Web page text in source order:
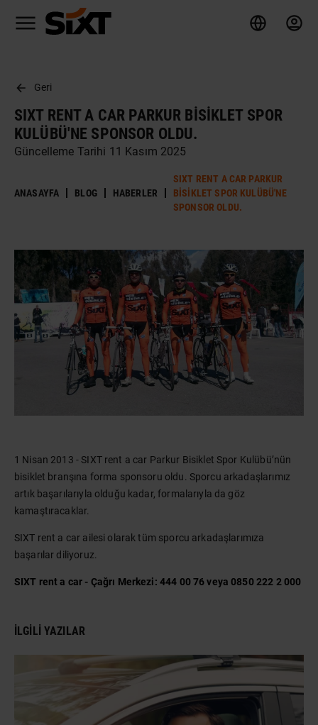
Geri
SIXT RENT A CAR PARKUR BISIKLET SPOR
KULÜBÜ'NE SPONSOR OLDU.
Güncelleme Tarihi 11 Kasım 2025
ANASAYFA BLOG HABERLER
SIXT RENT A CAR PARKUR
BISIKLET SPOR KULÜBÜ'NE
SPONSOR OLDU.
1 Nisan 2013 - SIXT rent a car Parkur Bisiklet Spor Kulübü’nün
bisiklet branşına forma sponsoru oldu. Sporcu arkadaşlarımız
artık başarılarıyla olduğu kadar, formalarıyla da göz
kamaştıracaklar.
SIXT rent a car ailesi olarak tüm sporcu arkadaşlarımıza
başarılar diliyoruz.
SIXT rent a car - Çağrı Merkezi: 444 00 76 veya 0850 222 2 000
İLGILI YAZILAR